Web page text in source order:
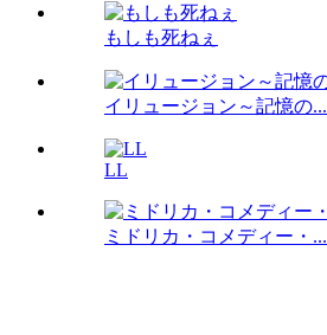
もしも死ねぇ
イリュージョン～記憶の...
LL
ミドリカ・コメディー・...